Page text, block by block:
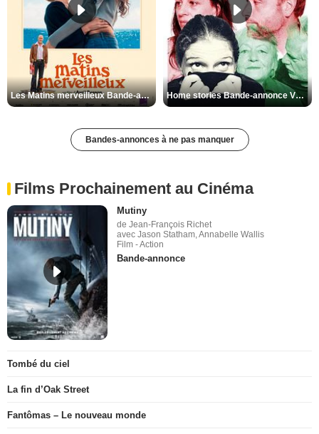
Les Matins merveilleux Bande-annonce VF Home stories Bande-annonce VO STFR
Bandes-annonces à ne pas manquer
Films Prochainement au Cinéma
Mutiny
de Jean-François Richet
avec Jason Statham, Annabelle Wallis
Film - Action
Bande-annonce
Tombé du ciel
La fin d’Oak Street
Fantômas – Le nouveau monde